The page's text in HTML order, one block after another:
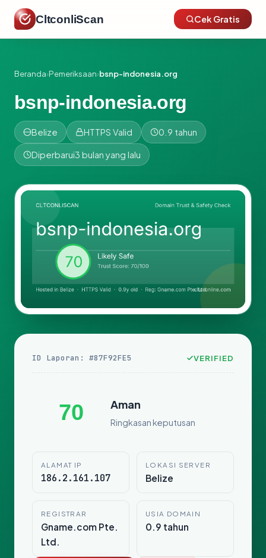
CltconliScan Cek Gratis
Beranda›Pemeriksaan›bsnp-indonesia.org
bsnp-indonesia.org
Belize HTTPS Valid 0.9 tahun
Diperbarui3 bulan yang lalu
ID Laporan: #87F92FE5 VERIFIED
70 Aman
Ringkasan keputusan
ALAMAT IP
186.2.161.107
LOKASI SERVER
Belize
REGISTRAR
Gname.com Pte.
Ltd.
USIA DOMAIN
0.9 tahun